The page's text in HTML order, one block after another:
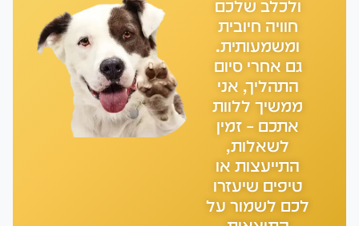
ולכלב שלכם
חוויה חיובית
ומשמעותית.
גם אחרי סיום
התהליך, אני
ממשיך ללוות
אתכם – זמין
לשאלות,
התייעצות או
טיפים שיעזרו
לכם לשמור על